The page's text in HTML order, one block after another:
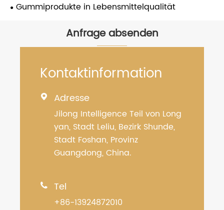
Gummiprodukte in Lebensmittelqualität
Anfrage absenden
Kontaktinformation
 Adresse
Jilong Intelligence Teil von Long
yan, Stadt Leliu, Bezirk Shunde,
Stadt Foshan, Provinz
Guangdong, China.
 Tel
+86-13924872010